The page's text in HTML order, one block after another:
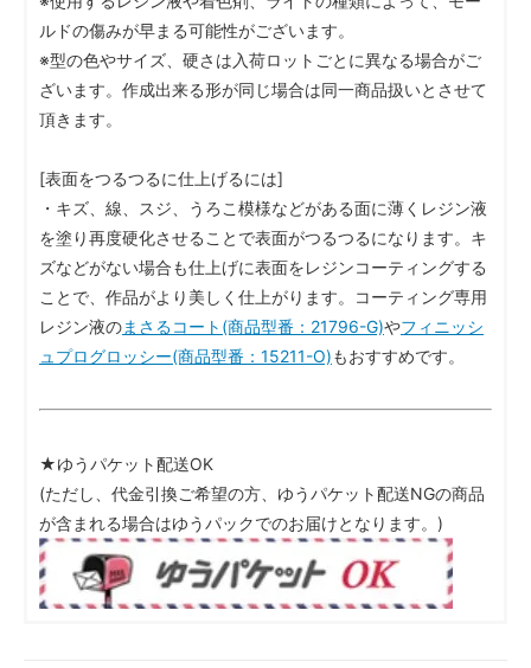
ルドの傷みが早まる可能性がございます。
※型の色やサイズ、硬さは入荷ロットごとに異なる場合がご
ざいます。作成出来る形が同じ場合は同一商品扱いとさせて
頂きます。
[表面をつるつるに仕上げるには]
・キズ、線、スジ、うろこ模様などがある面に薄くレジン液
を塗り再度硬化させることで表面がつるつるになります。キ
ズなどがない場合も仕上げに表面をレジンコーティングする
ことで、作品がより美しく仕上がります。コーティング専用
レジン液のまさるコート(商品型番：21796-G)やフィニッシ
ュプログロッシー(商品型番：15211-O)もおすすめです。
★ゆうパケット配送OK
(ただし、代金引換ご希望の方、ゆうパケット配送NGの商品
が含まれる場合はゆうパックでのお届けとなります。)